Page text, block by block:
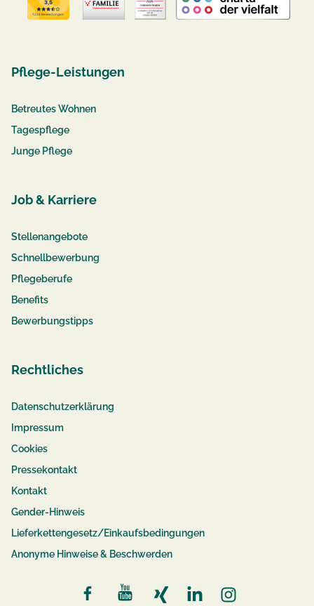
Pflege-Leistungen
Betreutes Wohnen
Tagespflege
Junge Pflege
Job & Karriere
Stellenangebote
Schnellbewerbung
Pflegeberufe
Benefits
Bewerbungstipps
Rechtliches
Datenschutzerklärung
Impressum
Cookies
Pressekontakt
Kontakt
Gender-Hinweis
Lieferkettengesetz/Einkaufsbedingungen
Anonyme Hinweise & Beschwerden